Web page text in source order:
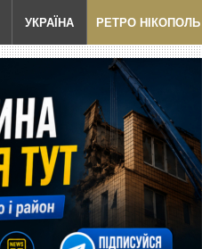
УКРАЇНА РЕТРО НІКОПОЛЬ